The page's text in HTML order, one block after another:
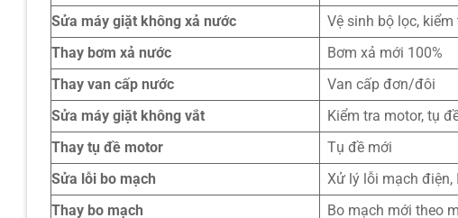
Sửa máy giặt không xả nước
Vệ sinh bộ lọc,
Thay bơm xả nước
Bơm xả mới 100%
Thay van cấp nước
Van cấp đơn/đôi
Sửa máy giặt không vắt
Kiểm tra motor, tụ
Thay tụ đề motor
Tụ đề mới
Sửa lỗi bo mạch
Xử lý lỗi mạch điện,
Thay bo mạch
Bo mạch mới theo